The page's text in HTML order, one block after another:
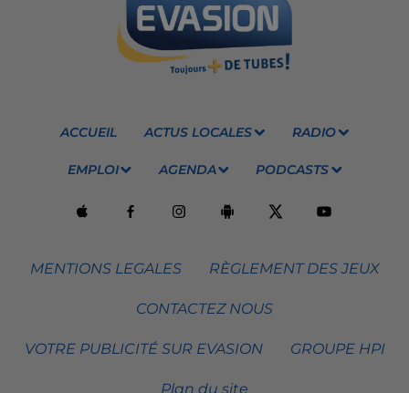
ACCUEIL ACTUS LOCALES RADIO
EMPLOI AGENDA PODCASTS
MENTIONS LEGALES RÈGLEMENT DES JEUX
CONTACTEZ NOUS
VOTRE PUBLICITÉ SUR EVASION GROUPE HPI
Plan du site